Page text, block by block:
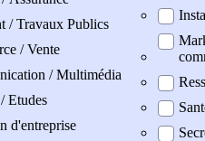
/ Travaux Publics
/ Vente
/ Multimédia
Etudes
d'entreprise